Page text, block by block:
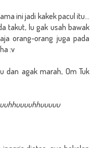
ini jadi kakek pacul itu...
takut, lu gak usah bawak
orang-orang juga pada
:v
dan agak marah, Om Tuk